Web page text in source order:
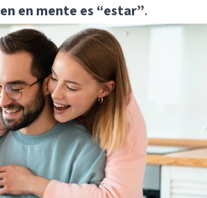
en mente es “estar”.